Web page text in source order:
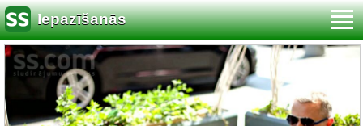
Iepazīšanās